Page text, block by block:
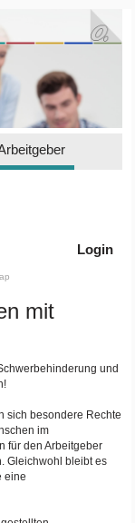
Login
mit
und
sich besondere Rechte
im
für den Arbeitgeber
Gleichwohl bleibt es
eine